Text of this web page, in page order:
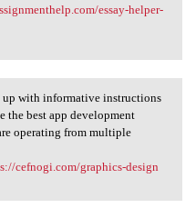
essay-helper-
up with
up with informative instructions
the best app development
operating from multiple
cefnogi.com/graphics-design